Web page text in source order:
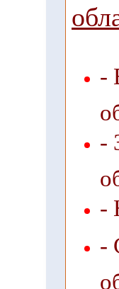
-
-
-
-